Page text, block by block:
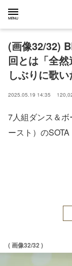
(画像32/32)
回とは「全
しぶりに歌
2025.05.19 14:35
7人組ダンス＆
ースト）の
( 画像32/32 )